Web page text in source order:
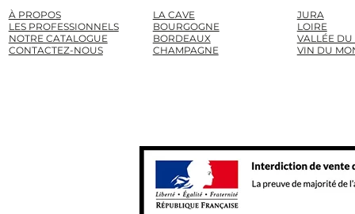
À PROPOS
LES PROFESSIONNELS
NOTRE CATALOGUE
CONTACTEZ-NOUS
LA CAVE
BOURGOGNE
BORDEAUX
CHAMPAGNE
JURA
LOIRE
VALLÉE DU
VIN DU